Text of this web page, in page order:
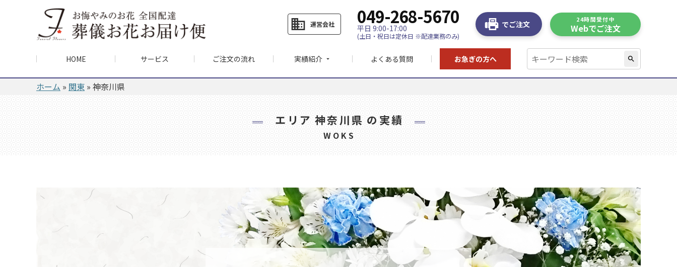
business 運営会社 049-268-5670
平日 9:00-17:00
(土日・祝日は定休日 ※配達業務のみ)
でご注文
24時間受付中
Webでご注文
search
HOME サービス ご注文の流れ 実績紹介 arrow_drop_down よくある質問 お急ぎの方へ
ホーム » 関東 » 神奈川県
エリア 神奈川県 の実績
WOKS